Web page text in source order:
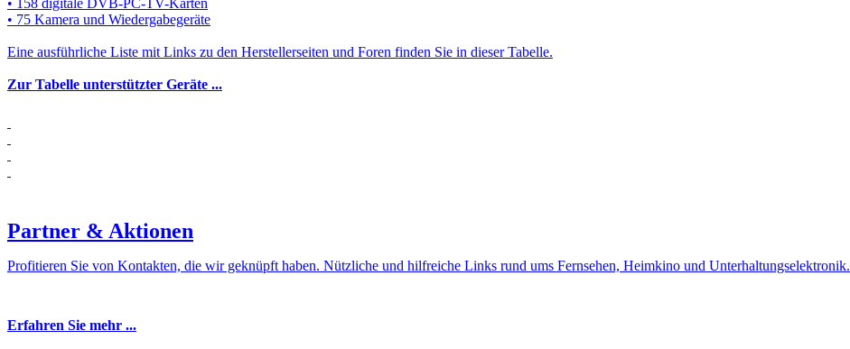
• 158 digitale DVB-PC-TV-Karten
• 75 Kamera und Wiedergabegeräte
Eine ausführliche Liste mit Links zu den Herstellerseiten und Foren finden Sie in dieser Tabelle.
Zur Tabelle unterstützter Geräte ...
Partner & Aktionen
Profitieren Sie von Kontakten, die wir geknüpft haben. Nützliche und hilfreiche Links rund ums Fernsehen, Heimkino und Unterhaltungselektronik.
Erfahren Sie mehr ...